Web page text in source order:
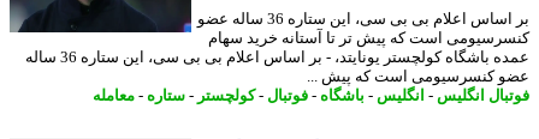
بر اساس اعلام بی بی سی، این ستاره 36 ساله عضو
است که پیش تر تا آستانه خرید سهام
عمده باشگاه کولچستر یونایتد، - بر اساس اعلام بی بی سی، این ستاره 36 ساله
کنسرسیومی است که پیش ...
انگلیس-انگلیس-باشگاه-فوتبال-کولچستر-ستاره-معامله